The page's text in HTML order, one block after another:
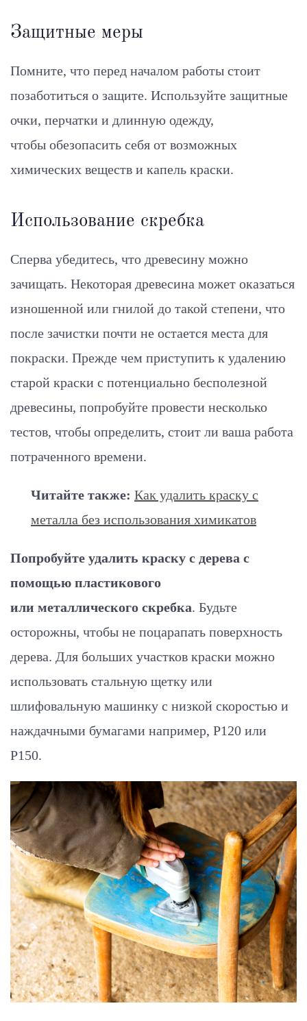
Защитные меры
Помните, что перед началом работы стоит
позаботиться о защите. Используйте защитные
очки, перчатки и длинную одежду,
чтобы обезопасить себя от возможных
химических веществ и капель краски.
Использование скребка
Сперва убедитесь, что древесину можно
зачищать. Некоторая древесина может оказаться
изношенной или гнилой до такой степени, что
после зачистки почти не остается места для
покраски. Прежде чем приступить к удалению
старой краски с потенциально бесполезной
древесины, попробуйте провести несколько
тестов, чтобы определить, стоит ли ваша работа
потраченного времени.
Читайте также: Как удалить краску с
металла без использования химикатов
Попробуйте удалить краску с дерева с
помощью пластикового
или металлического скребка. Будьте
осторожны, чтобы не поцарапать поверхность
дерева. Для больших участков краски можно
использовать стальную щетку или
шлифовальную машинку с низкой скоростью и
наждачными бумагами например, P120 или
P150.